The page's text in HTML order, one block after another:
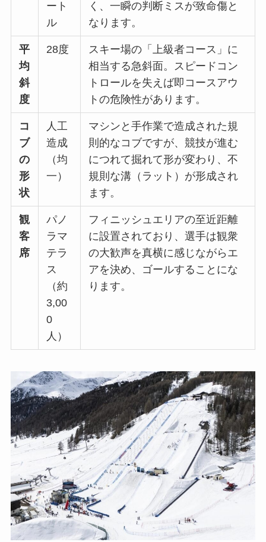
ート
ル
く、一瞬の判断ミスが致命傷と
なります。
平
均
斜
度
28度
スキー場の「上級者コース」に
相当する急斜面。スピードコン
トロールを失えば即コースアウ
トの危険性があります。
コ
ブ
の
形
状
人工
造成
（均
一）
マシンと手作業で造成された規
則的なコブですが、競技が進む
につれて掘れて形が変わり、不
規則な溝（ラット）が形成され
ます。
観
客
席
パノ
ラマ
テラ
ス
（約
3,00
0
人）
フィニッシュエリアの至近距離
に設置されており、選手は観衆
の大歓声を真横に感じながらエ
アを決め、ゴールすることにな
ります。